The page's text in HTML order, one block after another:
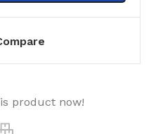
product now!